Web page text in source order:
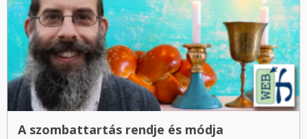
A szombattartás rendje és módja